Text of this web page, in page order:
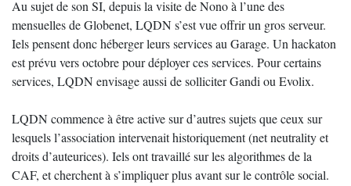
Au sujet de son SI, depuis la visite de Nono à l’une des
mensuelles de Globenet, LQDN s’est vue offrir un gros serveur.
Iels pensent donc héberger leurs services au Garage. Un hackaton
est prévu vers octobre pour déployer ces services. Pour certains
services, LQDN envisage aussi de solliciter Gandi ou Evolix.
LQDN commence à être active sur d’autres sujets que ceux sur
lesquels l’association intervenait historiquement (net neutrality et
droits d’auteurices). Iels ont travaillé sur les algorithmes de la
CAF, et cherchent à s’impliquer plus avant sur le contrôle social.